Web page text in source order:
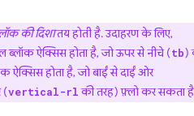
की दिशातय होती है. उदाहरण के लिए,
ऐक्सिस होता है, जो ऊपर से नीचे (tb)
ऐक्सिस होता है, जो बाईं से दाईं ओर
(vertical-rlकी तरह) फ़्लो कर सकता